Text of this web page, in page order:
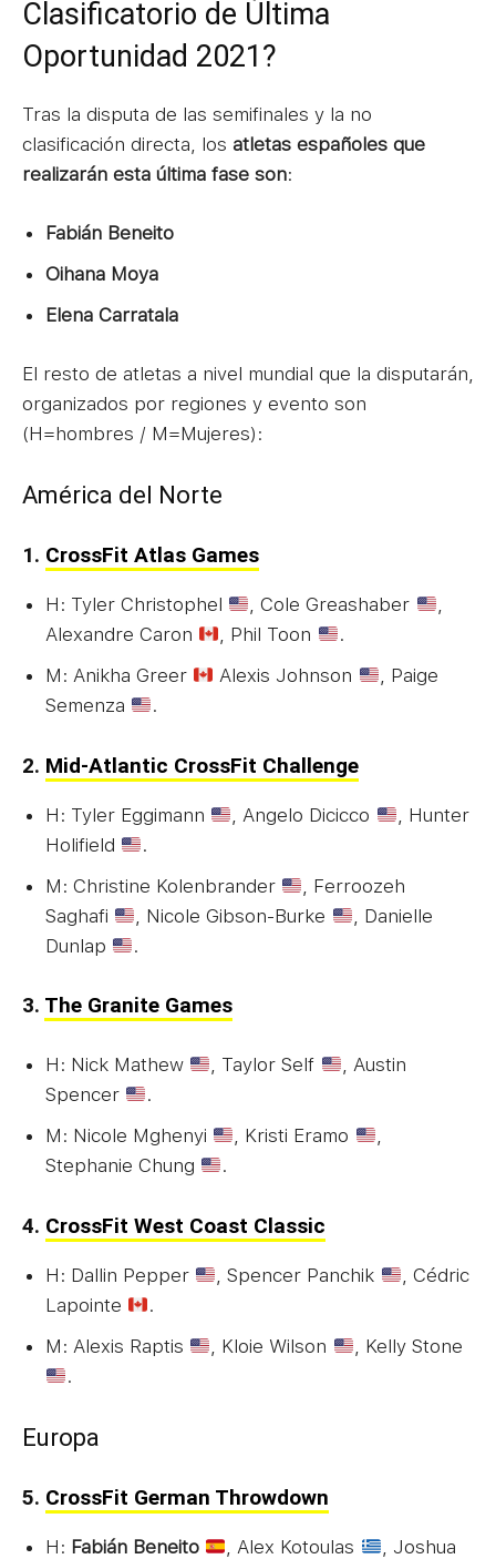
Clasificatorio de Última
Oportunidad 2021?
Tras la disputa de las semifinales y la no
clasificación directa, los atletas españoles que
realizarán esta última fase son:
Fabián Beneito
Oihana Moya
Elena Carratala
El resto de atletas a nivel mundial que la disputarán,
organizados por regiones y evento son
(H=hombres / M=Mujeres):
América del Norte
1. CrossFit Atlas Games
H: Tyler Christophel , Cole Greashaber
Alexandre Caron
, Phil Toon
.
M: Anikha Greer
Alexis Johnson
, Paige
Semenza
.
2. Mid-Atlantic CrossFit Challenge
H: Tyler Eggimann , Angelo Dicicco
, Hunter
Holifield
.
M: Christine Kolenbrander
, Ferroozeh
Saghafi
, Nicole Gibson-Burke
, Danielle
Dunlap
.
3. The Granite Games
H: Nick Mathew , Taylor Self
, Austin
Spencer
.
M: Nicole Mghenyi
, Kristi Eramo
Stephanie Chung
.
4. CrossFit West Coast Classic
H: Dallin Pepper , Spencer Panchik
, Cédric
Lapointe
.
M: Alexis Raptis
, Kloie Wilson
, Kelly Stone
.
Europa
5. CrossFit German Throwdown
H: Fabián Beneito , Alex Kotoulas
, Joshua